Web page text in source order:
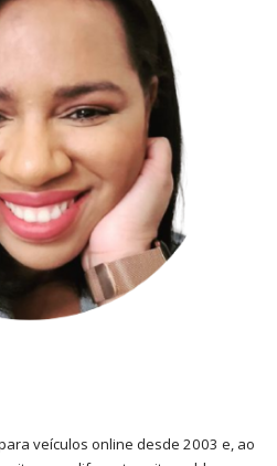
veículos online desde 2003 e, ao